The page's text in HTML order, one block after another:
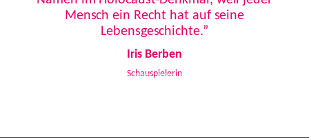
Mensch ein Recht hat auf seine
Lebensgeschichte.”
Iris Berben
Schauspielerin